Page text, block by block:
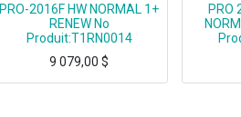
PRO-2016F HW NORMAL 1+
RENEW No
Produit:T1RN0014
9 079,00 $
PRO